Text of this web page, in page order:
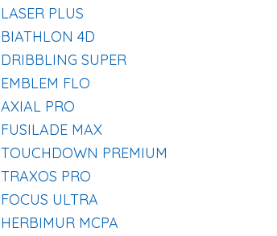
LASER PLUS
BIATHLON 4D
DRIBBLING SUPER
EMBLEM FLO
AXIAL PRO
FUSILADE MAX
TOUCHDOWN PREMIUM
TRAXOS PRO
FOCUS ULTRA
HERBIMUR MCPA